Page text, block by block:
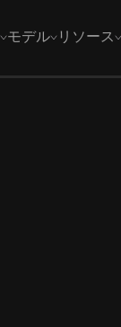
モデル リソース